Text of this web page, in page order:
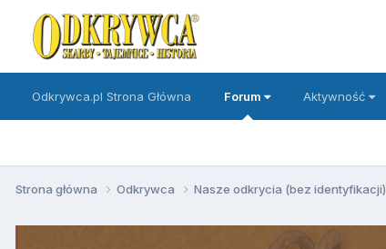
Odkrywca.pl Strona Główna Forum Aktywność
Strona główna Odkrywca Nasze odkrycia (bez identyfikacji)